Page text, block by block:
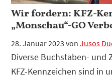
Wir fordern: KFZ-
„Monschau“-GO
28. Januar 2023 vonJusos
Diverse Buchstaben-
KFZ-Kennzeichen sind in